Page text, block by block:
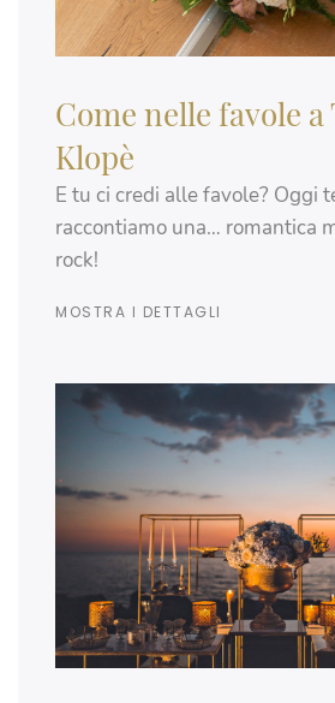
Come nelle favole a
Klopè
E tu ci credi alle favole? Oggi
raccontiamo una… romantica
rock!
MOSTRA I DETTAGLI